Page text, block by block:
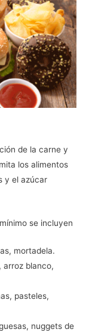
de la carne y
los alimentos
y el azúcar
se incluyen
mortadela.
arroz blanco,
pasteles,
nuggets de